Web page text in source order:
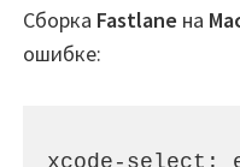
Сборка Fastlane на
ошибке:
xcode-select: